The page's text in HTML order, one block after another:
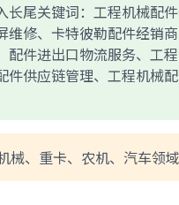
尾关键词：工程机械配
修、卡特彼勒配件经销
配件进出口物流服务、工
供应链管理、工程机械
、重卡、农机、汽车领